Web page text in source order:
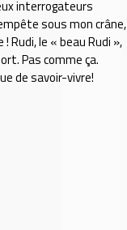
interrogateurs
sous mon crâne,
Rudi, le « beau Rudi »,
Pas comme ça.
de savoir-vivre!